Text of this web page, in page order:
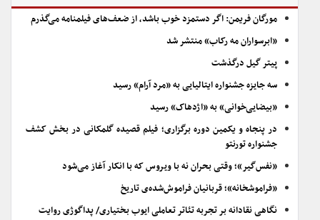
مورگان فریمن: اگر دستمزد خوب باشد، از ضعف‌های فیلمنامه می‌گذرم
«ابرسواران مه رکاب» منتشر شد
پیتر گیل درگذشت
سه جایزه جشنواره ایتالیایی به «مرد آرام» رسید
«بیضایی‌خوانی» به «اژدهاک» رسید
در پنجاه و یکمین دوره برگزاری؛ فیلم قصیده گلمکانی در بخش کشف
جشنواره تورنتو
«نفس‌گیر»؛ وقتی بحران نه با ویروس که با انکار آغاز می‌شود
«فراموشخانه»؛ قربانیان فراموش‌شده‌ی تاریخ
نگاهی نقادانه بر تجربه تئاتر تعاملی ایوب بختیاری/ پداگوژی روایت